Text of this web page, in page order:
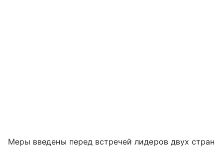
Меры введены перед встречей лидеров двух стран